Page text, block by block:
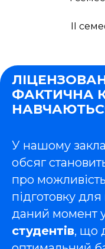
ІІ
ФАКТИЧНА
У нашому
обсяг
про
підготовку
даний момент
студентів, що